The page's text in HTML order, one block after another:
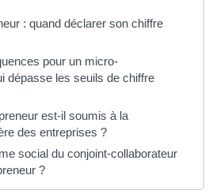
: quand déclarer son chiffre
pour un micro-
dépasse les seuils de chiffre
est-il soumis à la
des entreprises ?
social du conjoint-collaborateur
?